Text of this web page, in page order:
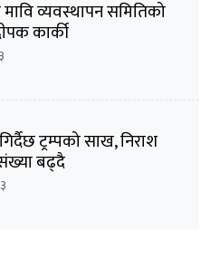
व्यवस्थापन समितिको
कार्की
ट्रम्पको साख, निराश
बढ्दै